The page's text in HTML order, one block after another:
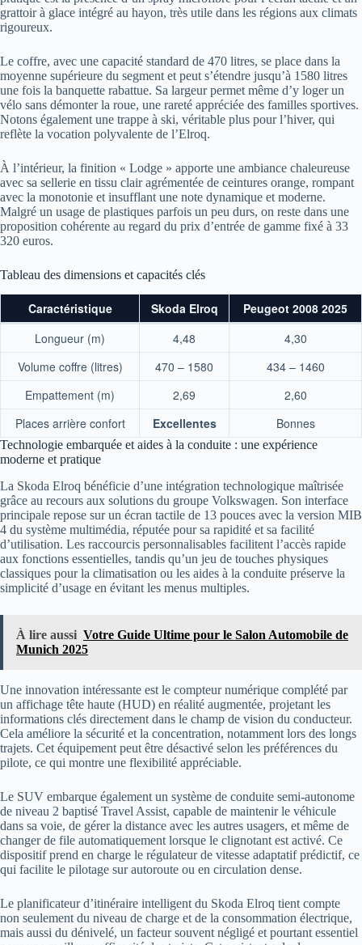
grattoir à glace intégré au hayon, très utile dans les régions aux climats
rigoureux.
Le coffre, avec une capacité standard de 470 litres, se place dans la
moyenne supérieure du segment et peut s’étendre jusqu’à 1580 litres
une fois la banquette rabattue. Sa largeur permet même d’y loger un
vélo sans démonter la roue, une rareté appréciée des familles sportives.
Notons également une trappe à ski, véritable plus pour l’hiver, qui
reflète la vocation polyvalente de l’Elroq.
À l’intérieur, la finition « Lodge » apporte une ambiance chaleureuse
avec sa sellerie en tissu clair agrémentée de ceintures orange, rompant
avec la monotonie et insufflant une note dynamique et moderne.
Malgré un usage de plastiques parfois un peu durs, on reste dans une
proposition cohérente au regard du prix d’entrée de gamme fixé à 33
320 euros.
Tableau des dimensions et capacités clés
Caractéristique Skoda Elroq
Peugeot 2008 2025
Longueur (m)
4,48
4,30
Volume coffre (litres)
470 – 1580
434 – 1460
Empattement (m)
2,69
2,60
Places arrière confort
Excellentes Bonnes
Technologie embarquée et aides à la conduite : une expérience
moderne et pratique
La Skoda Elroq bénéficie d’une intégration technologique maîtrisée
grâce au recours aux solutions du groupe Volkswagen. Son interface
principale repose sur un écran tactile de 13 pouces avec la version MIB
4 du système multimédia, réputée pour sa rapidité et sa facilité
d’utilisation. Les raccourcis personnalisables facilitent l’accès rapide
aux fonctions essentielles, tandis qu’un jeu de touches physiques
classiques pour la climatisation ou les aides à la conduite préserve la
simplicité d’usage en évitant les menus multiples.
À lire aussi Votre Guide Ultime pour le Salon Automobile de
Munich 2025
Une innovation intéressante est le compteur numérique complété par
un affichage tête haute (HUD) en réalité augmentée, projetant les
informations clés directement dans le champ de vision du conducteur.
Cela améliore la sécurité et la concentration, notamment lors des longs
trajets. Cet équipement peut être désactivé selon les préférences du
pilote, ce qui montre une flexibilité appréciable.
Le SUV embarque également un système de conduite semi-autonome
de niveau 2 baptisé Travel Assist, capable de maintenir le véhicule
dans sa voie, de gérer la distance avec les autres usagers, et même de
changer de file automatiquement lorsque le clignotant est activé. Ce
dispositif prend en charge le régulateur de vitesse adaptatif prédictif, ce
qui facilite le pilotage sur autoroute ou en circulation dense.
Le planificateur d’itinéraire intelligent du Skoda Elroq tient compte
non seulement du niveau de charge et de la consommation électrique,
mais aussi du dénivelé, un facteur souvent négligé et pourtant essentiel